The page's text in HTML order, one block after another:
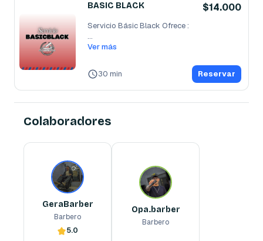
BASIC BLACK $14.000
...
Ver más
30 min Reservar
Colaboradores
GeraBarber
Barbero
5.0
Barbero
Opa.barber
Barbero
Barbero